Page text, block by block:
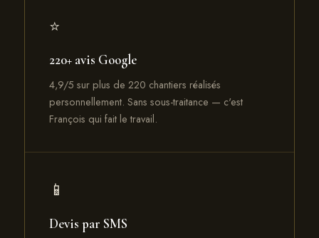
⭐
220+ avis Google
4,9/5 sur plus de 220 chantiers réalisés
personnellement. Sans sous-traitance — c'est
François qui fait le travail.
📱
Devis par SMS